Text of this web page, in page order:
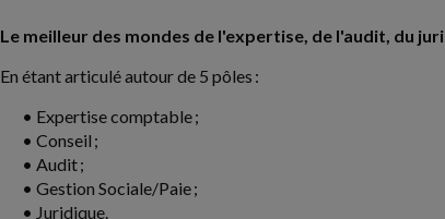
Le meilleur des mondes de l'expertise, de l'audit, du
En étant articulé autour de 5 pôles :
• Expertise comptable ;
• Conseil ;
• Audit ;
• Gestion Sociale/Paie ;
• Juridique.